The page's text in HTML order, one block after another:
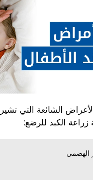
الشائعة التي
زراعة الكبد للرضع:
الهضمي